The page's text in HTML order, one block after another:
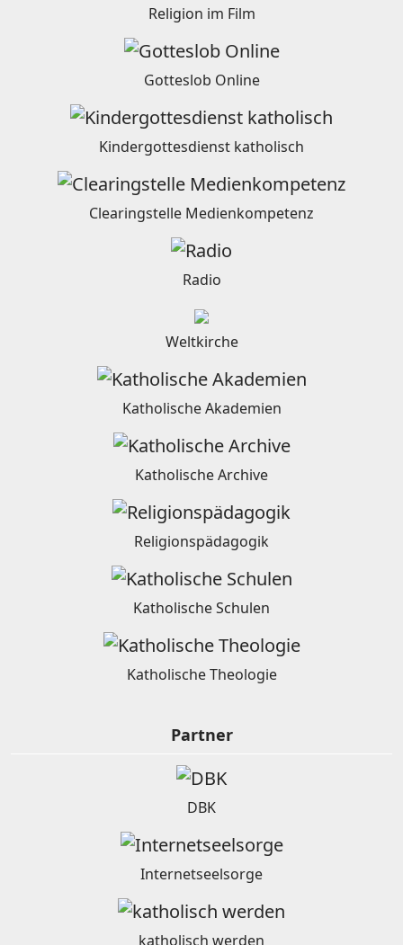
Religion im Film
Gotteslob Online
Kindergottesdienst katholisch
Clearingstelle Medienkompetenz
Radio
Weltkirche
Katholische Akademien
Katholische Archive
Religionspädagogik
Katholische Schulen
Katholische Theologie
Partner
DBK
Internetseelsorge
katholisch werden